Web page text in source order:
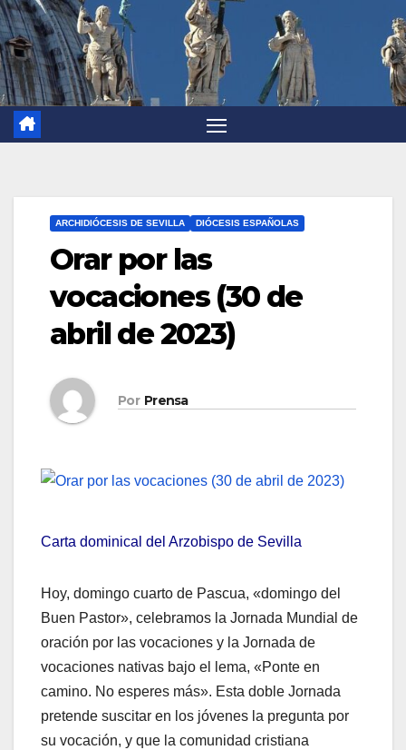
ARCHIDIÓCESIS DE SEVILLA DIÓCESIS ESPAÑOLAS
Orar por las
vocaciones (30 de
abril de 2023)
Por Prensa
Carta dominical del Arzobispo de Sevilla
Hoy, domingo cuarto de Pascua, «domingo del
Buen Pastor», celebramos la Jornada Mundial de
oración por las vocaciones y la Jornada de
vocaciones nativas bajo el lema, «Ponte en
camino. No esperes más». Esta doble Jornada
pretende suscitar en los jóvenes la pregunta por
su vocación, y que la comunidad cristiana